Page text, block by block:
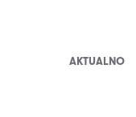
AKTUALNO